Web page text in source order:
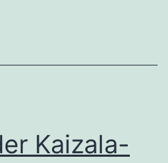
Kaizala-